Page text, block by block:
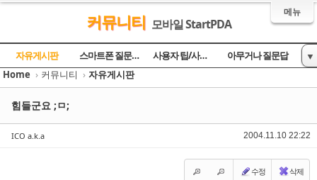
메뉴
커뮤니티 모바일 StartPDA
자유게시판 스마트폰 질문과 답 사용자 팁/사용기
아무거나 질문답
토론의 장
▼
Home › 커뮤니티 › 자유게시판
2004.11.10 22:22
힘들군요 ;ㅁ;
ICO a.k.a
수정 삭제
Sketchbook5, 스케치북5
Sketchbook5, 스케치북5
Sketchbook5, 스케치북5
Sketchbook5, 스케치북5